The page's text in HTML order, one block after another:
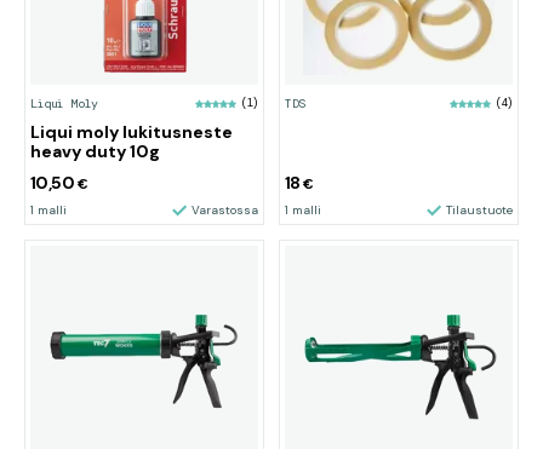
Liqui Moly (1)
Liqui moly lukitusneste
heavy duty 10g
10,50 €
1 malli Varastossa
TDS (4)
18€
1 malli Tilaustuote